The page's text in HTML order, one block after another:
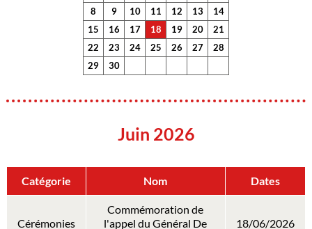
8
9 10 11 12 13
14
15
16 17 18 19 20
21
22
23 24 25 26 27
28
29
30
Juin 2026
Catégorie Nom Dates
Cérémonies
Commémoration de
l'appel du Général De
18/06/2026